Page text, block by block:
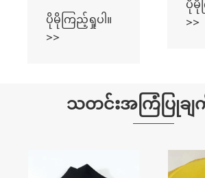
>>
အ
တီရှပ်
ပိုမို
သတင်းအကြံပြုချက်